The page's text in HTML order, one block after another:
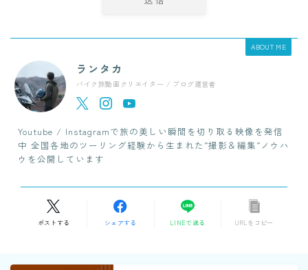
ABOUT ME
ランタカ
バイク旅動画クリエイター / ブログ運営者
Youtube / Instagramで旅の美しい瞬間を切り取る映像を発信
中 全国各地のツーリング経験から生まれた”撮影＆編集”ノウハ
ウを公開しています
ポストする シェアする LINEで送る URLをコピー